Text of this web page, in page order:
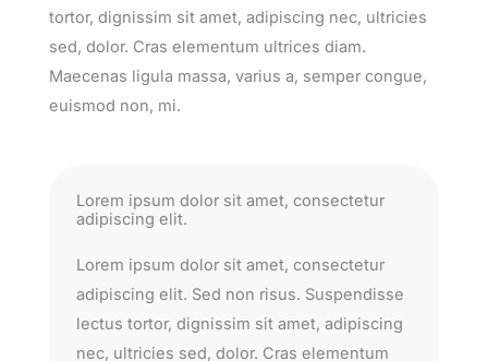
tortor, dignissim sit amet, adipiscing nec, ultricies
sed, dolor. Cras elementum ultrices diam.
Maecenas ligula massa, varius a, semper congue,
euismod non, mi.
Lorem ipsum dolor sit amet, consectetur
adipiscing elit.
Lorem ipsum dolor sit amet, consectetur
adipiscing elit. Sed non risus. Suspendisse
lectus tortor, dignissim sit amet, adipiscing
nec, ultricies sed, dolor. Cras elementum